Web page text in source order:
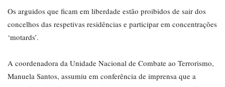
Os arguidos que ficam em liberdade estão proibidos de sair dos
concelhos das respetivas residências e participar em concentrações
‘motards’.
A coordenadora da Unidade Nacional de Combate ao Terrorismo,
Manuela Santos, assumiu em conferência de imprensa que a